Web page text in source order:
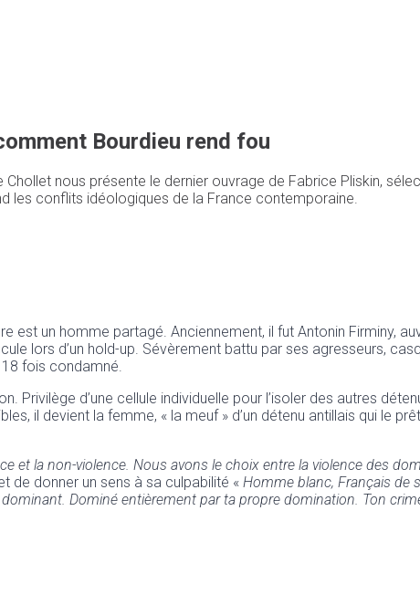
Bourdieu rend fou
Chollet nous présente le dernier ouvrage de Fabrice Pliskin,
les conflits idéologiques de la France contemporaine.
est un homme partagé. Anciennement, il fut Antonin Firminy,
lors d’un hold-up. Sévèrement battu par ses agresseurs,
fois condamné.
Privilège d’une cellule individuelle pour l’isoler des autres
il devient la femme, « la meuf » d’un détenu antillais qui le
et la non-violence. Nous avons le choix entre la violence des
de donner un sens à sa culpabilité « Homme blanc, Français de
Dominé entièrement par ta propre domination. Ton